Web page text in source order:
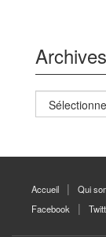
Archives
magazine
Accueil Qui
Facebook